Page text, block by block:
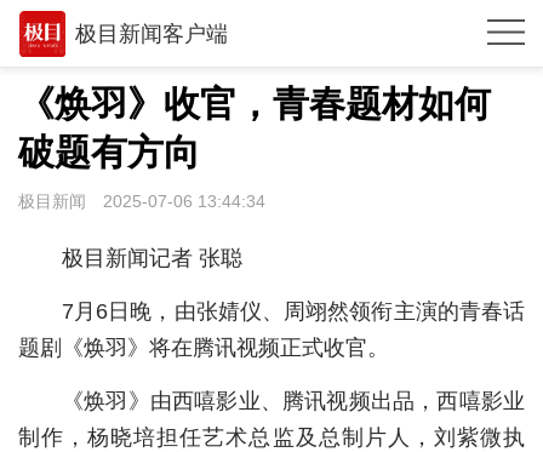
极目新闻客户端
推荐
观点
时政
世相
环球
专题
《焕羽》收官，青春题材如何
破题有方向
极目新闻 2025-07-06 13:44:34
极目新闻记者 张聪
7月6日晚，由张婧仪、周翊然领衔主演的青春话
题剧《焕羽》将在腾讯视频正式收官。
《焕羽》由西嘻影业、腾讯视频出品，西嘻影业
制作，杨晓培担任艺术总监及总制片人，刘紫微执